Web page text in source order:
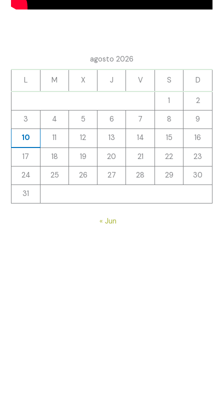
agosto 2026
L M X J V S D
1
2
3
4 5 6 7 8
9
10
11 12 13 14 15
16
17
18 19 20 21 22
23
24
25 26 27 28 29
30
31
« Jun